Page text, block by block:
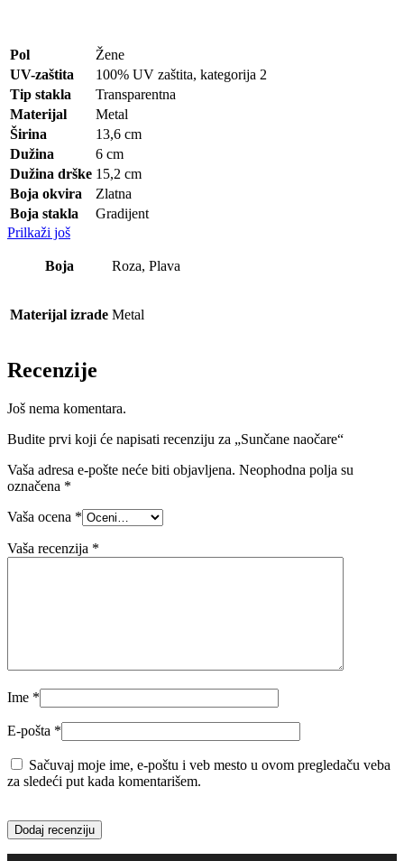
Pol
Žene
UV-zaštita
100% UV zaštita, kategorija 2
Tip stakla
Transparentna
Materijal
Metal
Širina
13,6 cm
Dužina
6 cm
Dužina drške 15,2 cm
Boja okvira
Zlatna
Boja stakla
Gradijent
Prilkaži još
Boja Roza, Plava
Materijal izrade Metal
Recenzije
Još nema komentara.
Budite prvi koji će napisati recenziju za „Sunčane naočare“
Vaša adresa e-pošte neće biti objavljena. Neophodna polja su
označena *
Vaša ocena *
Vaša recenzija *
Ime *
E-pošta *
Sačuvaj moje ime, e-poštu i veb mesto u ovom pregledaču veba
za sledeći put kada komentarišem.